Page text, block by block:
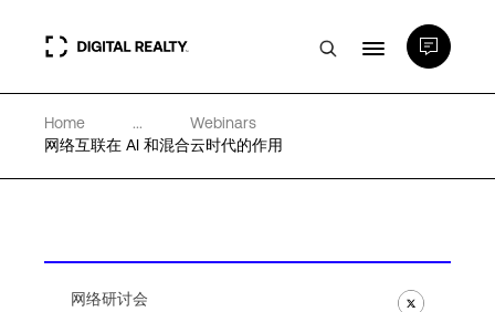
数据中心
Home ...
Webinars
网络互联在 AI 和混合云时代的作用
网络研讨会